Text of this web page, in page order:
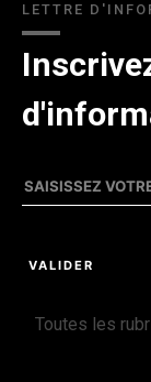
LETTRE
Toutes les